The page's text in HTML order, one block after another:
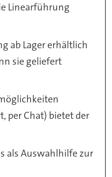
Linearführung
ab Lager erhältlich
sie geliefert
per Chat) bietet der
als Auswahlhilfe zur